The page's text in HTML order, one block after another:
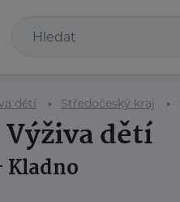
dětí Středočeský kraj
dětí
Kladno